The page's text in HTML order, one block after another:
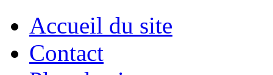
Accueil du site
Contact